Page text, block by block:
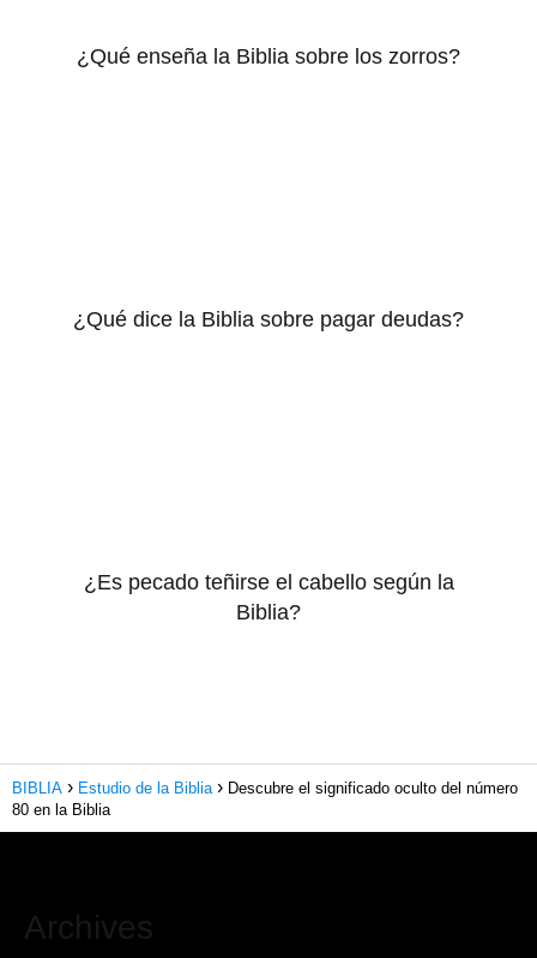
¿Qué enseña la Biblia sobre los zorros?
¿Qué dice la Biblia sobre pagar deudas?
¿Es pecado teñirse el cabello según la
Biblia?
BIBLIA Estudio de la Biblia
Descubre el significado oculto del número
80 en la Biblia
Archives